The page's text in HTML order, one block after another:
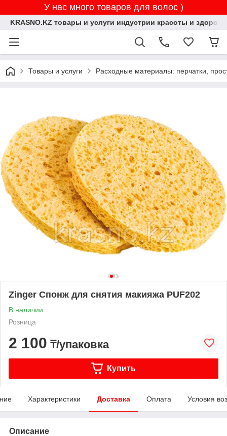
У нас много товаров для волос )
KRASNO.KZ товары и услуги индустрии красоты и
Товары и услуги Расходные материалы: перчатки,
Zinger Спонж для снятия макияжа PUF202
В наличии
Розница
2 100 ₸/упаковка
Купить
Характеристики Доставка Оплата Условия
Описание